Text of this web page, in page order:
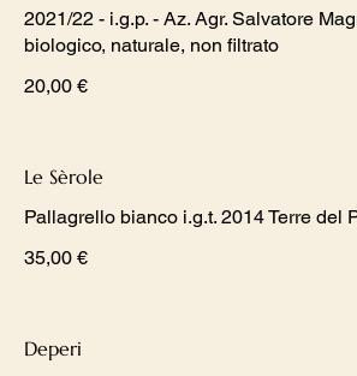
2021/22 - i.g.p. - Az. Agr. Salvatore
biologico, naturale, non filtrato
20,00 €
Le Sèrole
Pallagrello bianco i.g.t. 2014 Terre del
35,00 €
Deperi